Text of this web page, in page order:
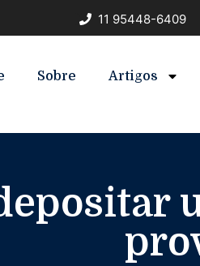
11 95448-6409
Sobre Artigos